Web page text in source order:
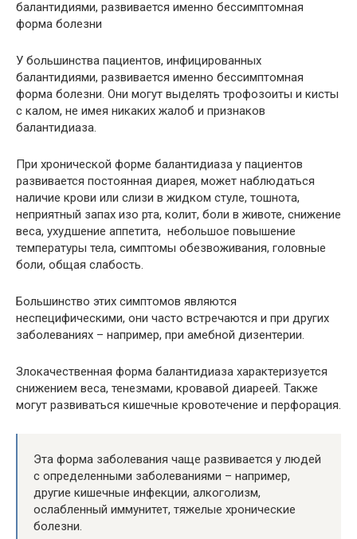
балантидиями, развивается именно бессимптомная
форма болезни
У большинства пациентов, инфицированных
балантидиями, развивается именно бессимптомная
форма болезни. Они могут выделять трофозоиты и кисты
с калом, не имея никаких жалоб и признаков
балантидиаза.
При хронической форме балантидиаза у пациентов
развивается постоянная диарея, может наблюдаться
наличие крови или слизи в жидком стуле, тошнота,
неприятный запах изо рта, колит, боли в животе, снижение
веса, ухудшение аппетита, небольшое повышение
температуры тела, симптомы обезвоживания, головные
боли, общая слабость.
Большинство этих симптомов являются
неспецифическими, они часто встречаются и при других
заболеваниях – например, при амебной дизентерии.
Злокачественная форма балантидиаза характеризуется
снижением веса, тенезмами, кровавой диареей. Также
могут развиваться кишечные кровотечение и перфорация.
Эта форма заболевания чаще развивается у людей
с определенными заболеваниями – например,
другие кишечные инфекции, алкоголизм,
ослабленный иммунитет, тяжелые хронические
болезни.